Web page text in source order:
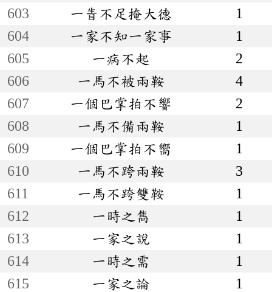
603
一眚不足掩大德
1
604
一家不知一家事
1
605
一病不起
2
606
一馬不被兩鞍
4
607
一個巴掌拍不響
2
608
一馬不備兩鞍
1
609
一個巴掌拍不嚮
1
610
一馬不跨兩鞍
3
611
一馬不跨雙鞍
1
612
一時之雋
1
613
一家之說
1
614
一時之需
1
615
一家之論
1